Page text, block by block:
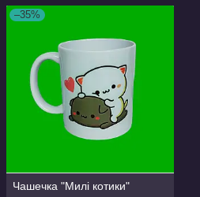
–35%
Чашечка "Милі котики"